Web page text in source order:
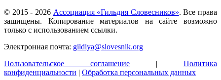
© 2015 - 2026 Ассоциация «Гильдия Словесников». Все права
защищены. Копирование материалов на сайте возможно
только с использованием ссылки.
Электронная почта: gildiya@slovesnik.org
Пользовательское соглашение | Политика
конфиденциальности | Обработка персональных данных